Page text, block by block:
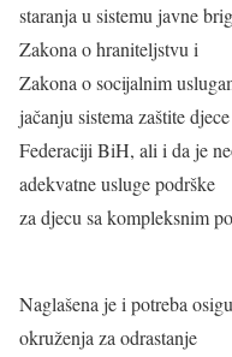
staranja u sistemu javne
Zakona o hraniteljstvu i
Zakona o socijalnim
jačanju sistema zaštite
Federaciji BiH, ali i da je
adekvatne usluge podrške
za djecu sa kompleksnim
Naglašena je i potreba
okruženja za odrastanje